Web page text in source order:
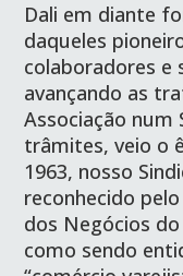
Dali em diante
daqueles
colaboradores e
avançando as
Associação num
trâmites, veio o
1963, nosso
reconhecido
dos Negócios
como sendo